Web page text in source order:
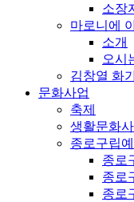
소장
마로니에
소개
오시
김창열 화
문화사업
축제
생활문화
종로구립
종로
종로
종로